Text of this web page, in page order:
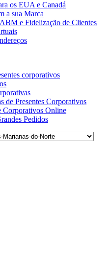
os EUA e Canadá
a sua Marca
e Fidelização de Clientes
corporativos
de Presentes Corporativos
Corporativos Online
Pedidos